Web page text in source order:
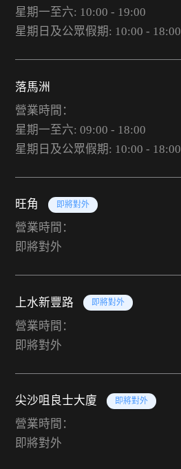
星期一至六: 10:00 - 19:00
星期日及公眾假期: 10:00 - 18:00
落馬洲
營業時間：
星期一至六: 09:00 - 18:00
星期日及公眾假期: 10:00 - 18:00
旺角 即將對外
營業時間：
即將對外
上水新豐路 即將對外
營業時間：
即將對外
尖沙咀良士大廈 即將對外
營業時間：
即將對外